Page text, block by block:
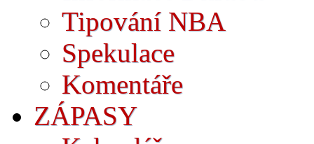
Tipování NBA
Spekulace
Komentáře
ZÁPASY